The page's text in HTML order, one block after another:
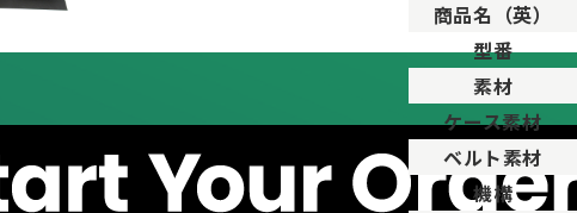
ありますが、キズや汚れが少なめで比較的状態の良い商品。
用感があり、傷・汚れがあるが使用に支障が無い商品。
感のある商品。傷や汚れなどがあり、目立つ場合があります。
があり、傷や汚れが多く目立つ場合があります。
商品名（英）
型番
素材
ケース素材
ベルト素材
機構